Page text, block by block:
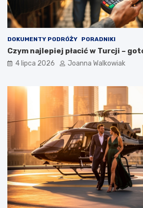
DOKUMENTY PODRÓŻY PORADNIKI
Czym najlepiej płacić w Turcji –
4 lipca 2026 Joanna Walkowiak